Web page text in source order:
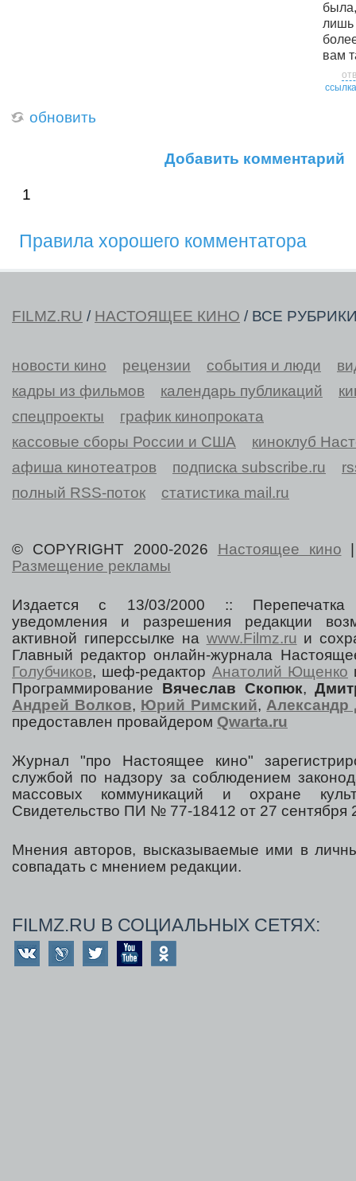
лишь
вам
ссылка
обновить
Добавить комментарий
1
Правила хорошего комментатора
FILMZ.RU / НАСТОЯЩЕЕ КИНО / ВСЕ
новости кино рецензии события и люди
кадры из фильмов
календарь публикаций
спецпроекты
график кинопроката
кассовые сборы России и США
киноклуб
афиша кинотеатров
подписка subscribe.ru
полный RSS-поток
статистика mail.ru
© COPYRIGHT 2000-2026 Настоящее кино
Размещение рекламы
Издается с 13/03/2000 :: Перепечатка
уведомления и разрешения редакции
активной гиперссылке на www.Filmz.ru и
Главный редактор онлайн-журнала
Голубчиков, шеф-редактор Анатолий Ющенко
Программирование Вячеслав Скопюк,
Андрей Волков, Юрий Римский,Александр
предоставлен провайдером Qwarta.ru
Журнал "про Настоящее кино"
службой по надзору за соблюдением
массовых коммуникаций и охране
Свидетельство ПИ № 77-18412 от 27 сентября
Мнения авторов, высказываемые ими в
совпадать с мнением редакции.
FILMZ.RU В СОЦИАЛЬНЫХ СЕТЯХ: